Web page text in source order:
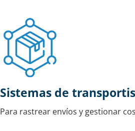
Sistemas de
Para rastrear envíos y gestionar